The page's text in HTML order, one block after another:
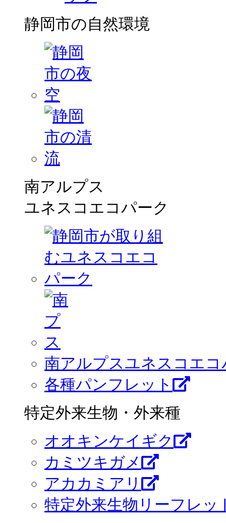
静岡市の自然環境
南アルプス
ユネスコエコパーク
南アルプスユネスコエ
各種パンフレット
特定外来生物・外来種
オオキンケイギク
カミツキガメ
アカカミアリ
特定外来生物リーフレッ